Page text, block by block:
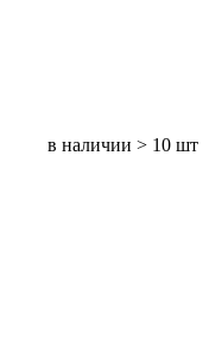
в наличии > 10 шт